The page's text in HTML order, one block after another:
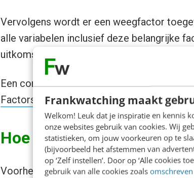
Frankwatching maakt
Welkom! Leuk dat je inspiratie en kennis
onze websites gebruik van cookies. Wij
statistieken, om jouw voorkeuren op te
(bijvoorbeeld het afstemmen van
op ‘Zelf instellen’. Door op ‘Alle cookies
gebruik van alle cookies zoals
Vervolgens wordt er een weegfactor
alle variabelen inclusief deze belangrijke
uitkomst een plaats in de rangorde van de
Een compleet en duidelijk overzicht vind
Factors
Hoe bepaalt Google de
Voorheen werd dat bepaald door exact